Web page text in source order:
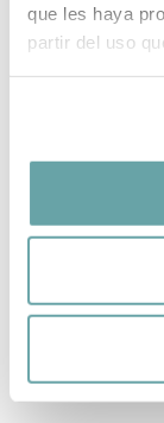
que les haya
partir del uso
SHARE